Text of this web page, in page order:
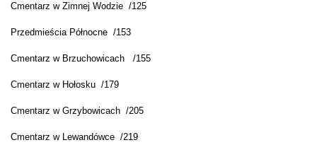
Cmentarz w Zimnej Wodzie /125
Przedmieścia Północne /153
Cmentarz w Brzuchowicach /155
Cmentarz w Hołosku /179
Cmentarz w Grzybowicach /205
Cmentarz w Lewandówce /219